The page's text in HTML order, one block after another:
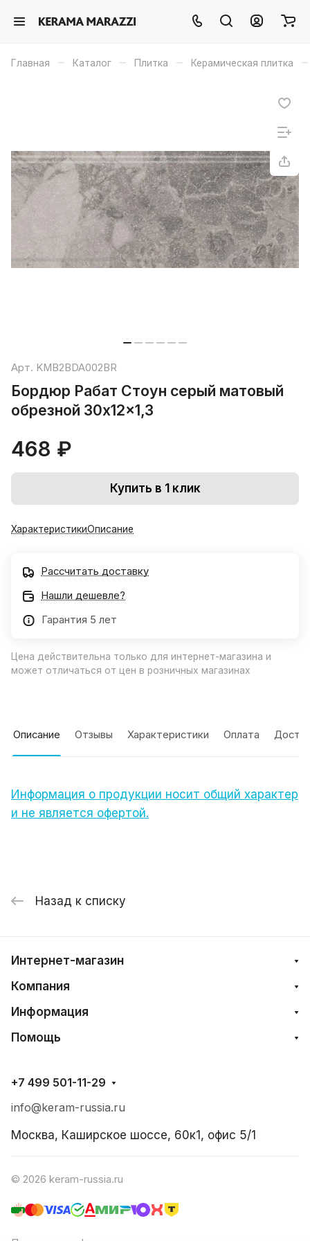
Главная – Каталог – Плитка – Керамическая плитка –
Арт. KMB2BDA002BR
Бордюр Рабат Стоун серый матовый
обрезной 30x12x1,3
468 ₽
Купить в 1 клик
ХарактеристикиОписание
Рассчитать доставку
Нашли дешевле?
Гарантия 5 лет
Цена действительна только для интернет-магазина и
может отличаться от цен в розничных магазинах
Описание Отзывы Характеристики Оплата
Информация о продукции носит общий характер
и не является офертой.
Назад к списку
Интернет-магазин
Компания
Информация
Помощь
+7 499 501-11-29
info@keram-russia.ru
Москва, Каширское шоссе, 60к1, офис 5/1
© 2026 keram-russia.ru